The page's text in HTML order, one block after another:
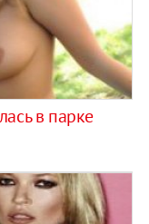
в парке